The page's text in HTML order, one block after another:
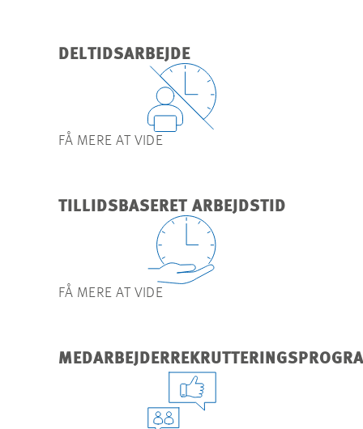
DELTIDSARBEJDE
FÅ MERE AT VIDE
TILLIDSBASERET ARBEJDSTID
FÅ MERE AT VIDE